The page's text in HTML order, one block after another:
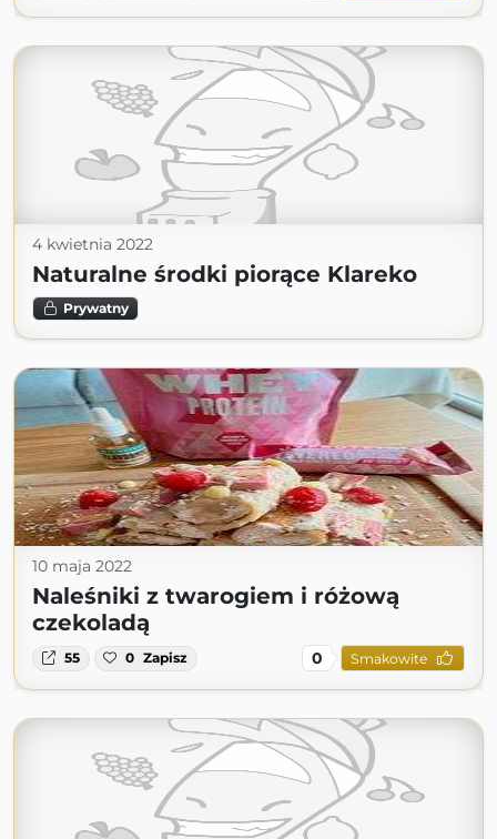
4 kwietnia 2022
Naturalne środki piorące Klareko
Prywatny
10 maja 2022
Naleśniki z twarogiem i różową
czekoladą
55 0 Zapisz 0 Smakowite